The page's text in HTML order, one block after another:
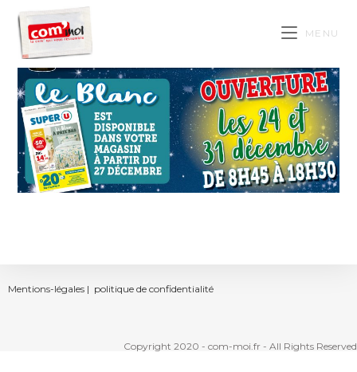
MENU
Mentions-légales | politique de confidentialité
Copyright 2020 - com-moi.fr - All Rights Reserved